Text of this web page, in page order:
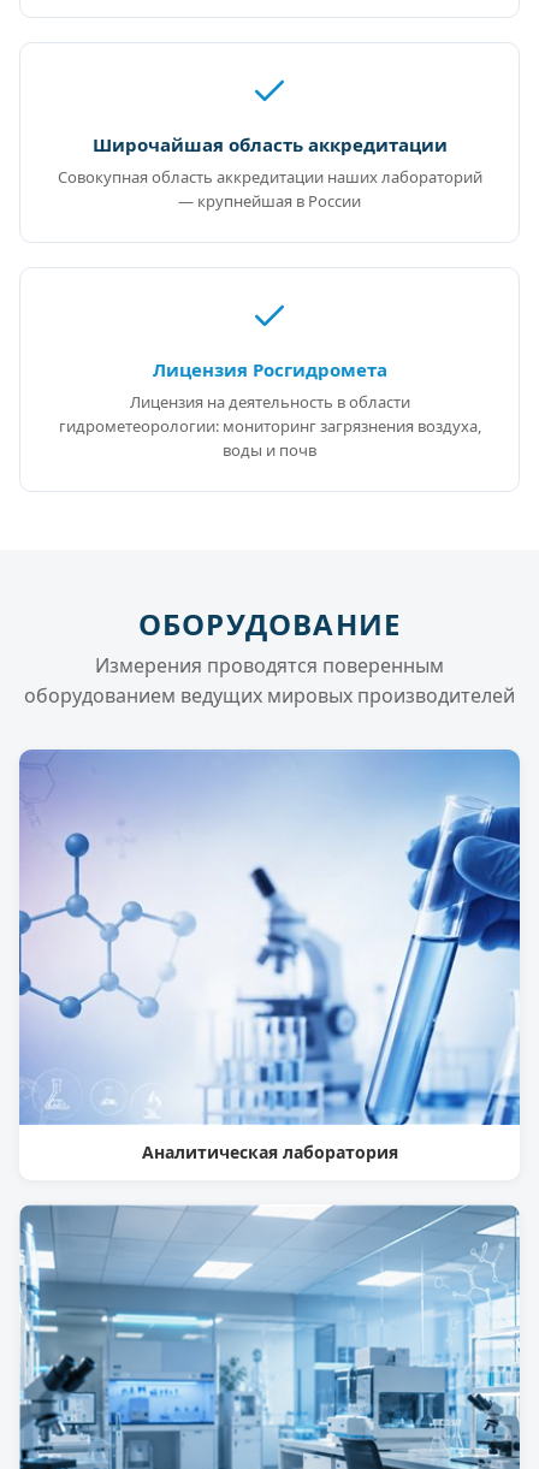
Широчайшая область аккредитации
Совокупная область аккредитации наших лабораторий
— крупнейшая в России
Лицензия Росгидромета
Лицензия на деятельность в области
гидрометеорологии: мониторинг загрязнения воздуха,
воды и почв
ОБОРУДОВАНИЕ
Измерения проводятся поверенным
оборудованием ведущих мировых производителей
Аналитическая лаборатория